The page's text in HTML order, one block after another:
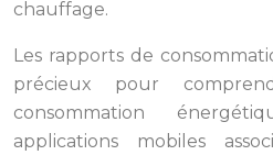
chauffage.
Les rapports de
précieux pour
consommation
applications mobiles